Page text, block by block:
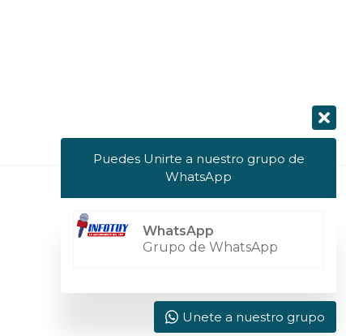
Puedes Unirte a nuestro grupo de
WhatsApp
WhatsApp
Grupo de WhatsApp
Unete a nuestro grupo